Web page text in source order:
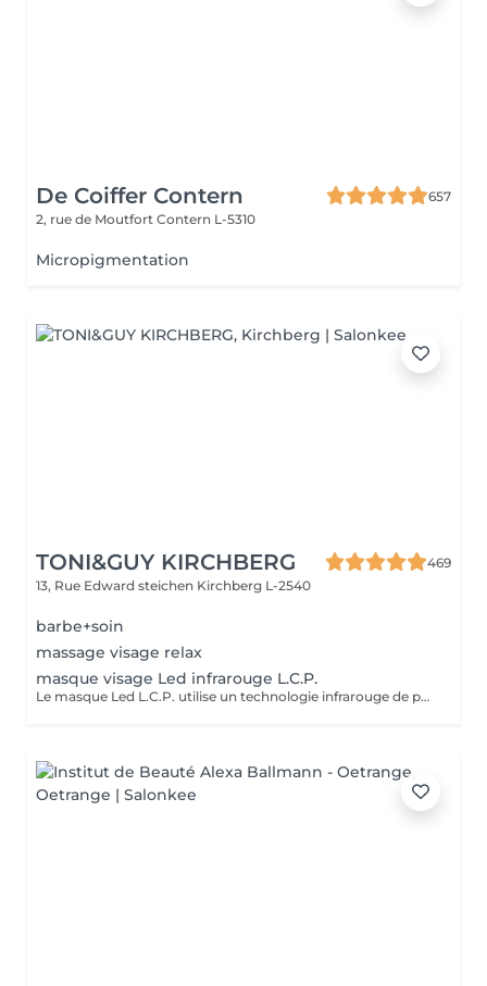
De Coiffer Contern
657
2, rue de Moutfort Contern L-5310
Micropigmentation
TONI&GUY KIRCHBERG
469
13, Rue Edward steichen Kirchberg L-2540
barbe+soin
massage visage relax
masque visage Led infrarouge L.C.P.
Le masque Led L.C.P. utilise un technologie infrarouge de pointe qui stimule la vitalité et amplifie les traitements de la peau. Réduit les signes du vieillissent, aide a réduire les imperfections ,illumine la peau, aide au renouvellement cellulaire ,atténue les rougeur de la peau